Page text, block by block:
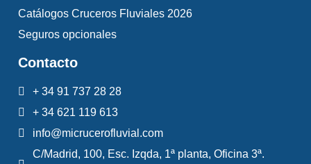
Catálogos Cruceros Fluviales 2026
Seguros opcionales
Contacto
+ 34 91 737 28 28
+ 34 621 119 613
info@micrucerofluvial.com
C/Madrid, 100, Esc. Izqda, 1ª planta, Oficina 3ª.